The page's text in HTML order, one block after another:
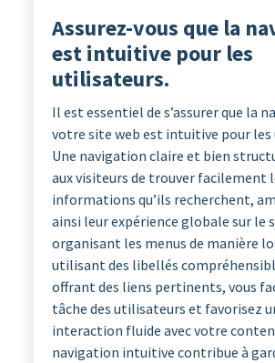
Assurez-vous que la
est intuitive pour les
utilisateurs.
Il est essentiel de s’assurer que la
votre site web est intuitive pour
Une navigation claire et bien
aux visiteurs de trouver facilement
informations qu’ils recherchent,
ainsi leur expérience globale sur le
organisant les menus de manière
utilisant des libellés
offrant des liens pertinents, vous
tâche des utilisateurs et favorisez
interaction fluide avec votre
navigation intuitive contribue à